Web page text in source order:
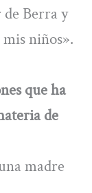
de Berra y
niños».
que ha
de
madre